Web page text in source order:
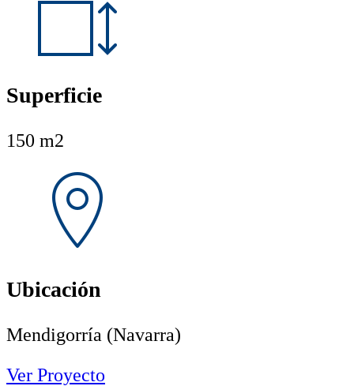
Superficie
150 m2
Ubicación
Mendigorría (Navarra)
Ver Proyecto